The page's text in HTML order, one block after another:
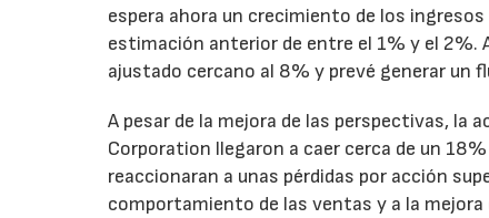
espera ahora un crecimiento de los
estimación anterior de entre el 1% y el 2%.
ajustado cercano al 8% y prevé generar un
A pesar de la mejora de las perspectivas, la
Corporation llegaron a caer cerca de un
reaccionaran a unas pérdidas por acción
comportamiento de las ventas y a la mejora